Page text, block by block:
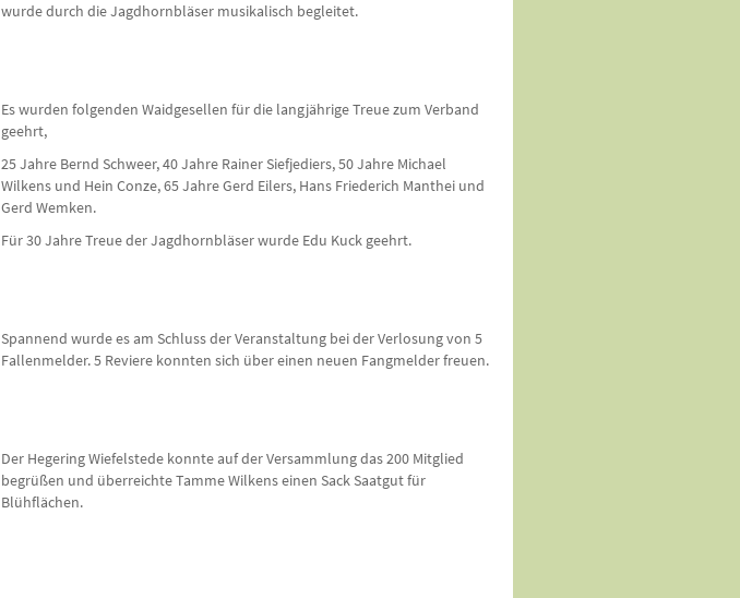
wurde durch die Jagdhornbläser musikalisch begleitet.
Es wurden folgenden Waidgesellen für die langjährige Treue zum Verband
geehrt,
25 Jahre Bernd Schweer, 40 Jahre Rainer Siefjediers, 50 Jahre Michael
Wilkens und Hein Conze, 65 Jahre Gerd Eilers, Hans Friederich Manthei und
Gerd Wemken.
Für 30 Jahre Treue der Jagdhornbläser wurde Edu Kuck geehrt.
Spannend wurde es am Schluss der Veranstaltung bei der Verlosung von 5
Fallenmelder. 5 Reviere konnten sich über einen neuen Fangmelder freuen.
Der Hegering Wiefelstede konnte auf der Versammlung das 200 Mitglied
begrüßen und überreichte Tamme Wilkens einen Sack Saatgut für
Blühflächen.